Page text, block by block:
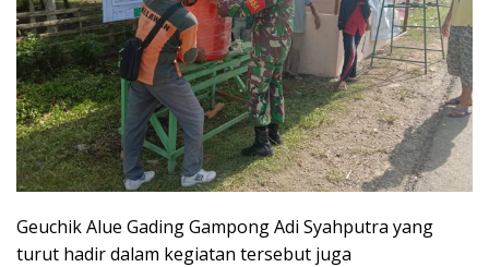
Geuchik Alue Gading Gampong Adi Syahputra yang
turut hadir dalam kegiatan tersebut juga